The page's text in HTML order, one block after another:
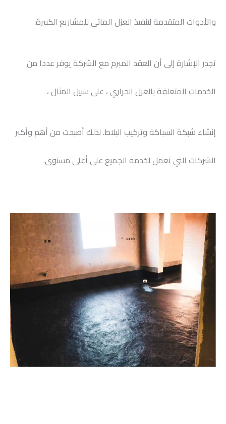
والأدوات المتقدمة لتنفيذ العزل المائي للمشاريع الكبيرة.
تجدر الإشارة إلى أن العقد المبرم مع الشركة يوفر عددا من
الخدمات المتعلقة بالعزل الحراري ، على سبيل المثال ،
إنشاء شبكة السباكة وتركيب البلاط. لذلك أصبحت من أهم وأكبر
الشركات التي تعمل لخدمة الجميع على أعلى مستوى.